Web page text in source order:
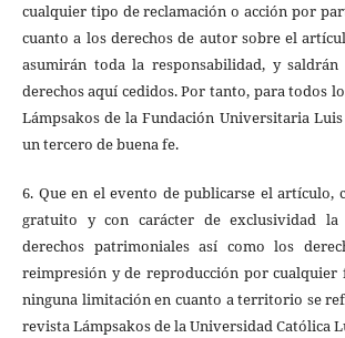
cualquier tipo de reclamación o acción por
cuanto a los derechos de autor sobre el
asumirán toda la responsabilidad, y
derechos aquí cedidos. Por tanto, para todos
Lámpsakos de la Fundación Universitaria
un tercero de buena fe.
6. Que en el evento de publicarse el artículo,
gratuito y con carácter de exclusividad
derechos patrimoniales así como los
reimpresión y de reproducción por cualquier
ninguna limitación en cuanto a territorio se
revista Lámpsakos de la Universidad Católica